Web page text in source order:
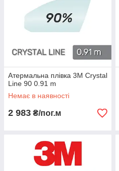
Атермальна плівка 3M Crystal
Line 90 0.91 m
Немає в наявності
2 983 ₴/пог.м